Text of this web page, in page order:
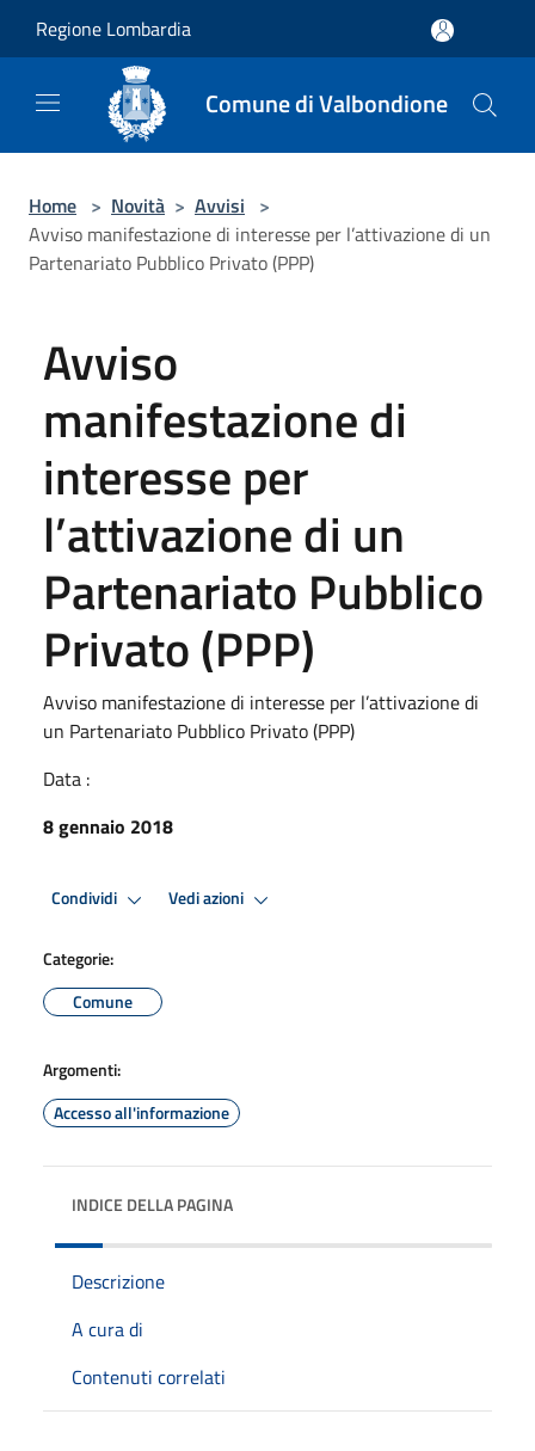
Regione Lombardia
Comune di Valbondione
Home > Novità > Avvisi >
Avviso manifestazione di interesse per l’attivazione di un
Partenariato Pubblico Privato (PPP)
Avviso
manifestazione di
interesse per
l’attivazione di un
Partenariato Pubblico
Privato (PPP)
Avviso manifestazione di interesse per l’attivazione di
un Partenariato Pubblico Privato (PPP)
Data :
8 gennaio 2018
Condividi Vedi azioni
Categorie:
Comune
Argomenti:
Accesso all'informazione
INDICE DELLA PAGINA
Descrizione
A cura di
Contenuti correlati